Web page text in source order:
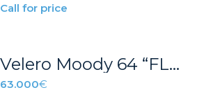
Call for price
Velero Moody 64 “FLORIANA”
63.000€